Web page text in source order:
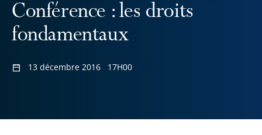
Conférence : les droits
fondamentaux
13 décembre 2016 17H00